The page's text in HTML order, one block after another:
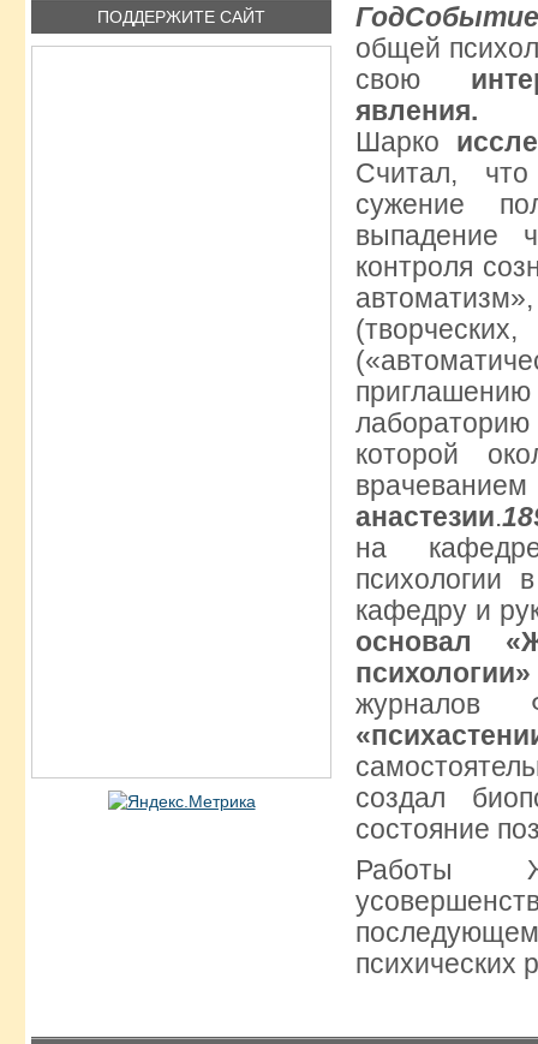
ПОДДЕРЖИТЕ САЙТ ГодСобытие
общей
свою
явления.
Шарко
Считал,
сужение
выпадение
контроля
которой
анастезии.
на
психологии
кафедру и
основал
психологии»
журналов
создал
состояние
Работы
психических